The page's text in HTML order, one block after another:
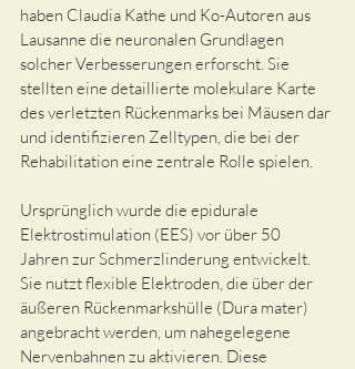
haben Claudia Kathe und Ko-Autoren aus
Lausanne die neuronalen Grundlagen
solcher Verbesserungen erforscht. Sie
stellten eine detaillierte molekulare Karte
des verletzten Rückenmarks bei Mäusen dar
und identifizieren Zelltypen, die bei der
Rehabilitation eine zentrale Rolle spielen.
Ursprünglich wurde die epidurale
Elektrostimulation (EES) vor über 50
Jahren zur Schmerzlinderung entwickelt.
Sie nutzt flexible Elektroden, die über der
äußeren Rückenmarkshülle (Dura mater)
angebracht werden, um nahegelegene
Nervenbahnen zu aktivieren. Diese